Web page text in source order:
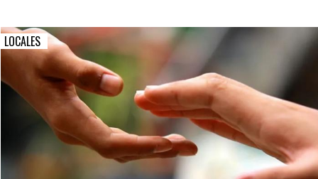
LOCALES